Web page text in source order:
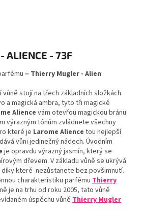
ALIENCE - 73F
– Thierry Mugler - Alien
stojí na třech základních složkách
a magická ambra, tyto tři magické
Aliencevám otevřou magickou bránu
výrazným tónům zvládnete všechny
které je Larome Alience tou nejlepší
vůni jedinečný nádech. Úvodním
je opravdu výrazný jasmín, který se
dřevem. V základu vůně se ukrývá
díky které nezůstanete bez povšimnutí.
charakteristiku parfému Thierry
je na trhu od roku 2005, tato vůně
úspěchu vůně Thierry Mugler